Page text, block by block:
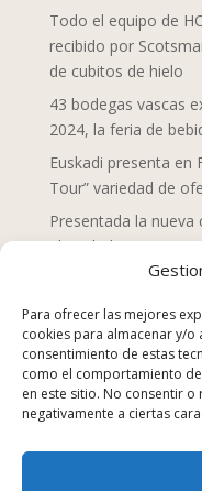
Para ofrecer las mejores
cookies para almacenar y/o
consentimiento de estas
como el comportamiento
en este sitio. No consentir
negativamente a ciertas
Todo el equipo de
recibido por
de cubitos de hielo
43 bodegas vascas
2024, la feria de
Euskadi presenta en
Tour” variedad de
Presentada la nueva
el Txakolin Eguna
Doce chefs de
sobre la
San Sebastián
2023, campaña “La
Los
los equipamientos y
Euskadi
sostenible, nuevo